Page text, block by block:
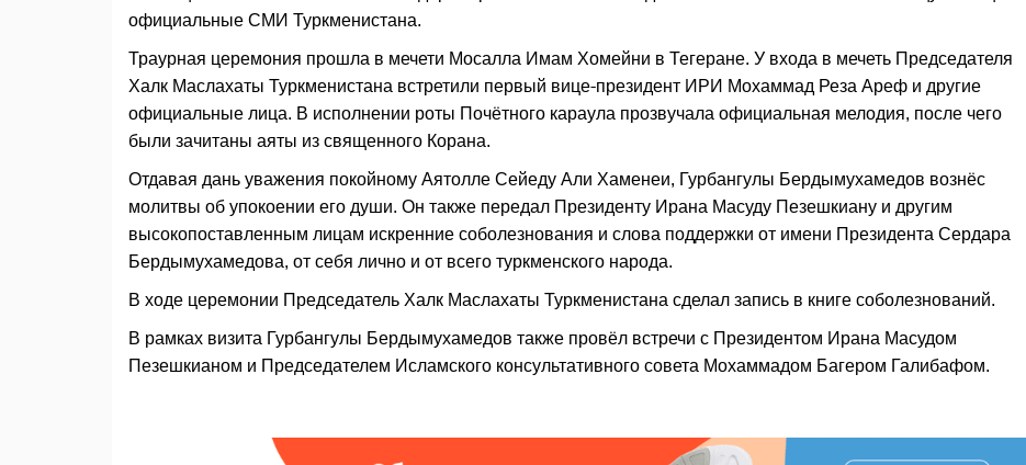
официальные СМИ Туркменистана.
Траурная церемония прошла в мечети Мосалла Имам Хомейни в Тегеране. У входа в мечеть Председателя
Халк Маслахаты Туркменистана встретили первый вице-президент ИРИ Мохаммад Реза Ареф и другие
официальные лица. В исполнении роты Почётного караула прозвучала официальная мелодия, после чего
были зачитаны аяты из священного Корана.
Отдавая дань уважения покойному Аятолле Сейеду Али Хаменеи, Гурбангулы Бердымухамедов вознёс
молитвы об упокоении его души. Он также передал Президенту Ирана Масуду Пезешкиану и другим
высокопоставленным лицам искренние соболезнования и слова поддержки от имени Президента Сердара
Бердымухамедова, от себя лично и от всего туркменского народа.
В ходе церемонии Председатель Халк Маслахаты Туркменистана сделал запись в книге соболезнований.
В рамках визита Гурбангулы Бердымухамедов также провёл встречи с Президентом Ирана Масудом
Пезешкианом и Председателем Исламского консультативного совета Мохаммадом Багером Галибафом.